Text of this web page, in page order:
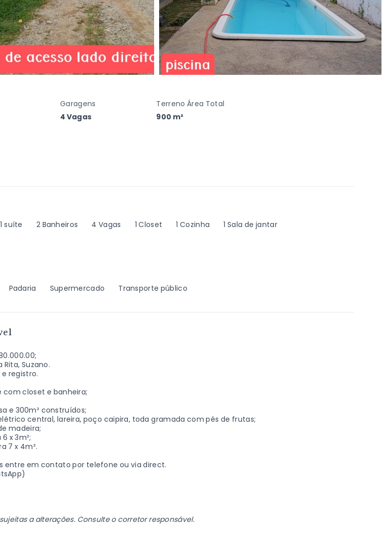
Garagens
4 Vagas
Terreno Área Total
900 m²
suíte
2 Banheiros 4 Vagas 1 Closet 1 Cozinha
1 Sala de jantar
Padaria Supermercado Transporte público
Rita, Suzano.
registro.
com closet e banheira;
e 300m² construídos;
central, lareira, poço caipira, toda gramada com pés de frutas;
madeira;
x 3m²;
7 x 4m².
entre em contato por telefone ou via direct.
a alterações. Consulte o corretor responsável.